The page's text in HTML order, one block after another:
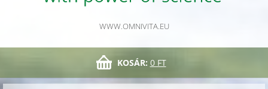
WWW.OMNIVITA.EU
KOSÁR: 0 FT